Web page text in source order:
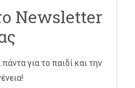
Newsletter
για το παιδί και την